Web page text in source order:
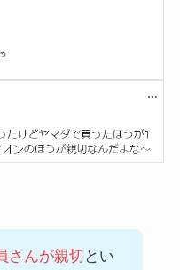
さんが親切 とい